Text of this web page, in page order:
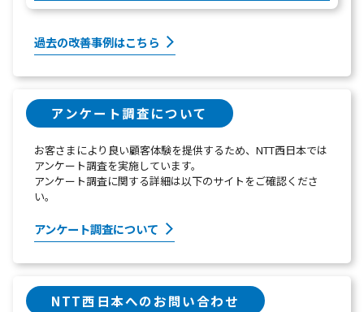
過去の改善事例はこちら
アンケート調査について
お客さまにより良い顧客体験を提供するため、NTT西日本では
アンケート調査を実施しています。
アンケート調査に関する詳細は以下のサイトをご確認くださ
い。
アンケート調査について
NTT西日本へのお問い合わせ